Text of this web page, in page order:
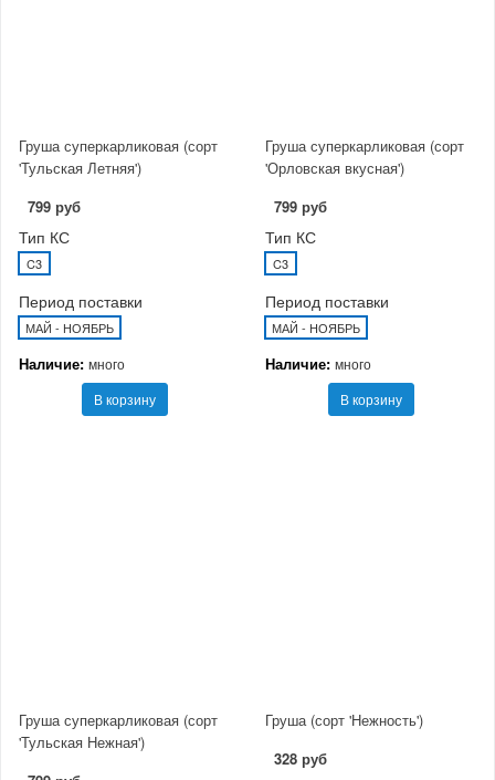
Груша суперкарликовая (сорт
'Тульская Летняя')
799 руб
Тип КС
C3
Период поставки
МАЙ - НОЯБРЬ
Наличие: много
В корзину
Груша суперкарликовая (сорт
'Орловская вкусная')
799 руб
Тип КС
C3
Период поставки
МАЙ - НОЯБРЬ
Наличие: много
В корзину
Груша суперкарликовая (сорт
'Тульская Нежная')
Груша (сорт 'Нежность')
328 руб